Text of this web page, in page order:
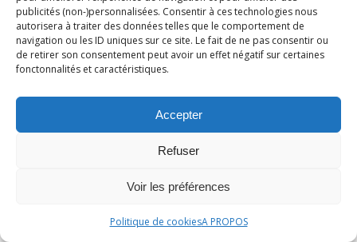
publicités (non-)personnalisées. Consentir à ces technologies nous
autorisera à traiter des données telles que le comportement de
navigation ou les ID uniques sur ce site. Le fait de ne pas consentir ou
de retirer son consentement peut avoir un effet négatif sur certaines
fonctonnalités et caractéristiques.
Accepter
Refuser
Voir les préférences
Politique de cookiesA PROPOS
Entretien
Equitation
escrime
Evènement
Football